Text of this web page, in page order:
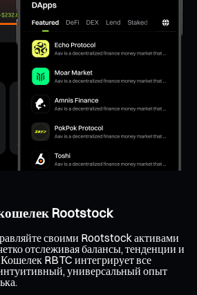
Rootstock
своими Rootstock активами
отслеживая балансы, тенденции и
RBTC интегрирует все
универсальный опыт